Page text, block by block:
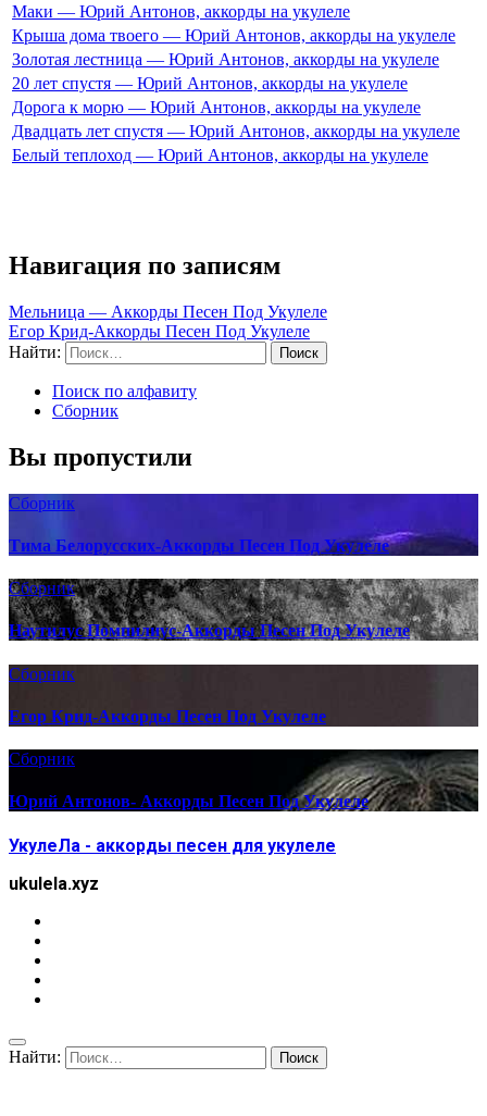
Маки — Юрий Антонов, аккорды на укулеле
Крыша дома твоего — Юрий Антонов, аккорды на укулеле
Золотая лестница — Юрий Антонов, аккорды на укулеле
20 лет спустя — Юрий Антонов, аккорды на укулеле
Дорога к морю — Юрий Антонов, аккорды на укулеле
Двадцать лет спустя — Юрий Антонов, аккорды на укулеле
Белый теплоход — Юрий Антонов, аккорды на укулеле
Навигация по записям
Мельница — Аккорды Песен Под Укулеле
Егор Крид-Аккорды Песен Под Укулеле
Найти:
Поиск по алфавиту
Сборник
Вы пропустили
Сборник
Тима Белорусских-Аккорды Песен Под Укулеле
Сборник
Наутилус Помпилиус-Аккорды Песен Под Укулеле
Сборник
Егор Крид-Аккорды Песен Под Укулеле
Сборник
Юрий Антонов- Аккорды Песен Под Укулеле
УкулеЛа - аккорды песен для укулеле
ukulela.xyz
Найти: